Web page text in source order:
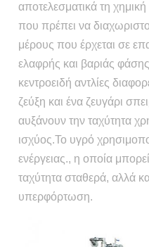
αποτελεσματικά τη
που πρέπει να
μέρους που έρχεται σε
ελαφρής και βαριάς
κεντροειδή αντλίες
ζεύξη και ένα ζευγάρι
αυξάνουν την ταχύτητα
ισχύος.Το υγρό
ενέργειας., η οποία
ταχύτητα σταθερά, αλλά
υπερφόρτωση.